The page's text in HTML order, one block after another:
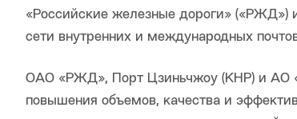
«Российские железные дороги» («РЖД»)
сети внутренних и международных
ОАО «РЖД», Порт Цзиньчжоу (КНР) и АО
повышения объемов, качества и